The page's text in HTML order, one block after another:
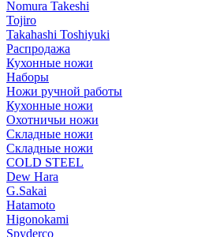
Nomura Takeshi
Tojiro
Takahashi Toshiyuki
Распродажа
Кухонные ножи
Наборы
Ножи ручной работы
Кухонные ножи
Охотничьи ножи
Складные ножи
Складные ножи
COLD STEEL
Dew Hara
G.Sakai
Hatamoto
Higonokami
Spyderco